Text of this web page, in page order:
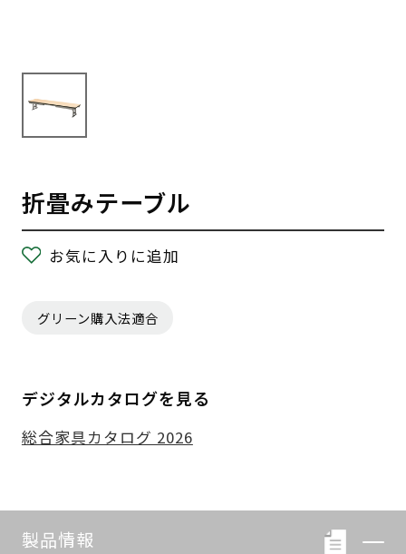
折畳みテーブル
お気に入りに追加
グリーン購入法適合
デジタルカタログを見る
総合家具カタログ 2026
製品情報